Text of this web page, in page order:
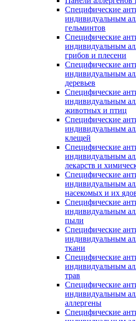
Специфические
индивидуальным
гельминтов
Специфические
индивидуальным
грибов и плесени
Специфические
индивидуальным
деревьев
Специфические
индивидуальным
животных и птиц
Специфические
индивидуальным
клещей
Специфические
индивидуальным
лекарств и
Специфические
индивидуальным
насекомых и их
Специфические
индивидуальным
пыли
Специфические
индивидуальным
ткани
Специфические
индивидуальным
трав
Специфические
индивидуальным
аллергены
Специфические